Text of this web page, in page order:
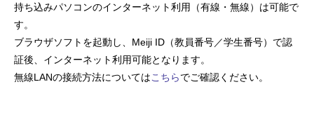
持ち込みパソコンのインターネット利用（有線・無線）は可能で
す。
ブラウザソフトを起動し、Meiji ID（教員番号／学生番号）で認
証後、インターネット利用可能となります。
無線LANの接続方法についてはこちらでご確認ください。